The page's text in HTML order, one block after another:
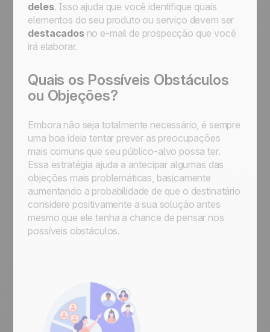
deles. Isso ajuda que você identifique quais
elementos do seu produto ou serviço devem ser
destacadosno e-mail de prospecção que você
irá elaborar.
Quais os Possíveis Obstáculos
ou Objeções?
Embora não seja totalmente necessário, é sempre
uma boa ideia tentar prever as preocupações
mais comuns que seu público-alvo possa ter.
Essa estratégia ajuda a antecipar algumas das
objeções mais problemáticas, basicamente
aumentando a probabilidade de que o destinatário
considere positivamente a sua solução antes
mesmo que ele tenha a chance de pensar nos
possíveis obstáculos.